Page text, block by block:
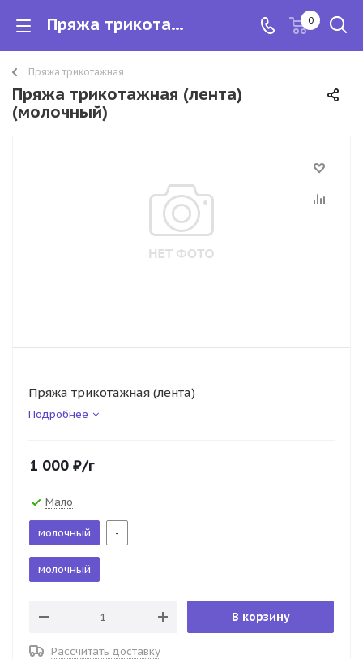
Пряжа трикотажная (лента) 0
Пряжа трикотажная
Пряжа трикотажная (лента)
(молочный)
Пряжа трикотажная (лента)
Подробнее
1 000 ₽/г
Мало
молочный -
молочный
В корзину
Рассчитать доставку